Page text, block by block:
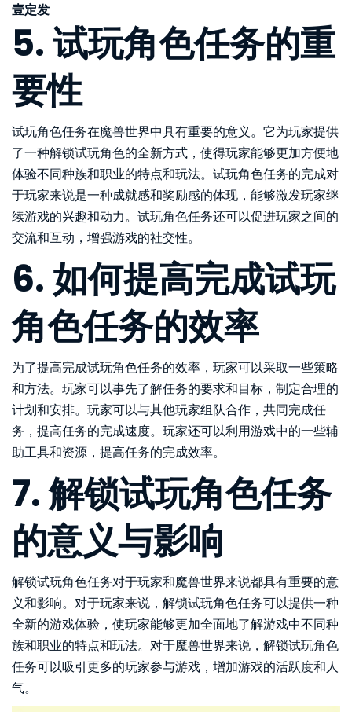
壹定发
5. 试玩角色任务的重
要性
试玩角色任务在魔兽世界中具有重要的意义。它为玩家提供
了一种解锁试玩角色的全新方式，使得玩家能够更加方便地
体验不同种族和职业的特点和玩法。试玩角色任务的完成对
于玩家来说是一种成就感和奖励感的体现，能够激发玩家继
续游戏的兴趣和动力。试玩角色任务还可以促进玩家之间的
交流和互动，增强游戏的社交性。
6. 如何提高完成试玩
角色任务的效率
为了提高完成试玩角色任务的效率，玩家可以采取一些策略
和方法。玩家可以事先了解任务的要求和目标，制定合理的
计划和安排。玩家可以与其他玩家组队合作，共同完成任
务，提高任务的完成速度。玩家还可以利用游戏中的一些辅
助工具和资源，提高任务的完成效率。
7. 解锁试玩角色任务
的意义与影响
解锁试玩角色任务对于玩家和魔兽世界来说都具有重要的意
义和影响。对于玩家来说，解锁试玩角色任务可以提供一种
全新的游戏体验，使玩家能够更加全面地了解游戏中不同种
族和职业的特点和玩法。对于魔兽世界来说，解锁试玩角色
任务可以吸引更多的玩家参与游戏，增加游戏的活跃度和人
气。